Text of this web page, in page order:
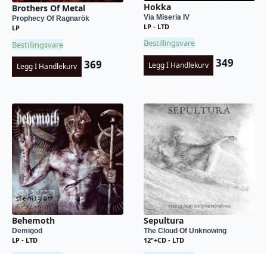
Brothers Of Metal
Prophecy Of Ragnarök
LP
Bestillingsvare
Legg I Handlekurv 369
Hokka
Via Miseria IV
LP - LTD
Bestillingsvare
Legg I Handlekurv 349
Behemoth
Demigod
LP - LTD
Sepultura
The Cloud Of Unknowing
12"+CD - LTD